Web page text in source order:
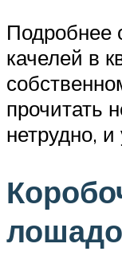
Подробнее
качелей в
прочитать
нетрудно,